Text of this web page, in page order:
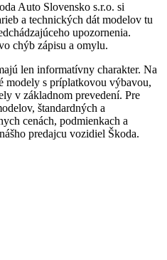
Auto Slovensko s.r.o. si
a technických dát modelov tu
upozornenia.
chýb zápisu a omylu.
len informatívny charakter. Na
modely s príplatkovou výbavou,
v základnom prevedení. Pre
štandardných a
cenách, podmienkach a
predajcu vozidiel Škoda.